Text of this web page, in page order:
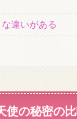
違いがある
使の秘密の